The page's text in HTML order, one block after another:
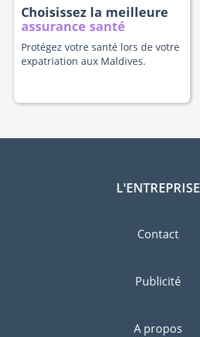
Choisissez la meilleure
assurance santé
Protégez votre santé lors de votre
expatriation aux Maldives.
L'ENTREPRISE
Contact
Publicité
A propos